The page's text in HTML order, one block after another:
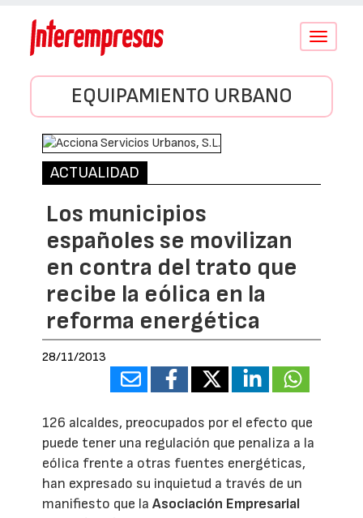
Conmutar
EQUIPAMIENTO URBANO
ACTUALIDAD
Los municipios
españoles se movilizan
en contra del trato que
recibe la eólica en la
reforma energética
28/11/2013
126 alcaldes, preocupados por el efecto que
puede tener una regulación que penaliza a la
eólica frente a otras fuentes energéticas,
han expresado su inquietud a través de un
manifiesto que laAsociación Empresarial